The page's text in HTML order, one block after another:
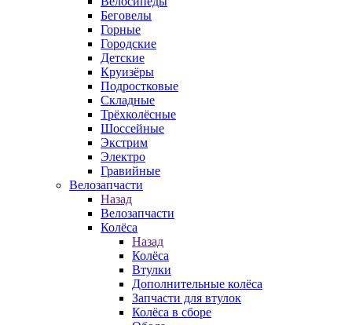
Беговелы
Горные
Городские
Детские
Круизёры
Подростковые
Складные
Трёхколёсные
Шоссейные
Экстрим
Электро
Гравийные
Велозапчасти
Назад
Велозапчасти
Колёса
Назад
Колёса
Втулки
Дополнительные колёса
Запчасти для втулок
Колёса в сборе